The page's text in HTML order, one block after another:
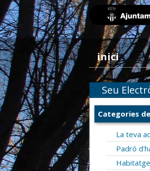
inici
Seu
Categories
La teva
Padró